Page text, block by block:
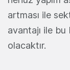
artması ile
avantajı ile
olacaktır.